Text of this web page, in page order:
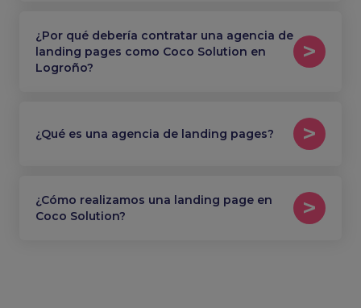
¿Por qué debería contratar una agencia de
landing pages como Coco Solution en
Logroño?
¿Qué es una agencia de landing pages?
¿Cómo realizamos una landing page en
Coco Solution?